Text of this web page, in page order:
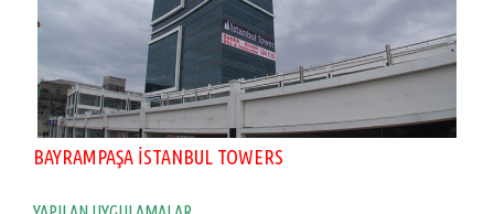
BAYRAMPAŞA İSTANBUL TOWERS